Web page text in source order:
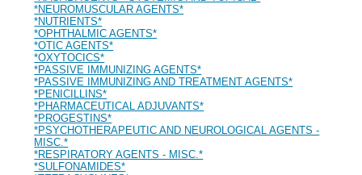
*NEUROMUSCULAR AGENTS*
*NUTRIENTS*
*OPHTHALMIC AGENTS*
*OTIC AGENTS*
*OXYTOCICS*
*PASSIVE IMMUNIZING AGENTS*
*PASSIVE IMMUNIZING AND TREATMENT AGENTS*
*PENICILLINS*
*PHARMACEUTICAL ADJUVANTS*
*PROGESTINS*
*PSYCHOTHERAPEUTIC AND NEUROLOGICAL AGENTS -
MISC.*
*RESPIRATORY AGENTS - MISC.*
*SULFONAMIDES*